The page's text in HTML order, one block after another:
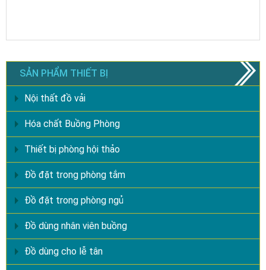
SẢN PHẨM THIẾT BỊ
Nội thất đồ vải
Hóa chất Buồng Phòng
Thiết bị phòng hội thảo
Đồ đặt trong phòng tắm
Đồ đặt trong phòng ngủ
Đồ dùng nhân viên buồng
Đồ dùng cho lễ tân